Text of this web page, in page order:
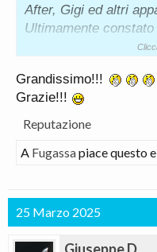
After, Gigi ed altri
Ultimamente
penuria di contenuti
Vedo che sei iscritto
pertanto te ne sarai
Poi oh, l'eta
nuovi curiosi. ergo,
Grandissimo!!!
Grazie!!!
Reputazione
A Fugassapiace questo
25 Marzo 2025